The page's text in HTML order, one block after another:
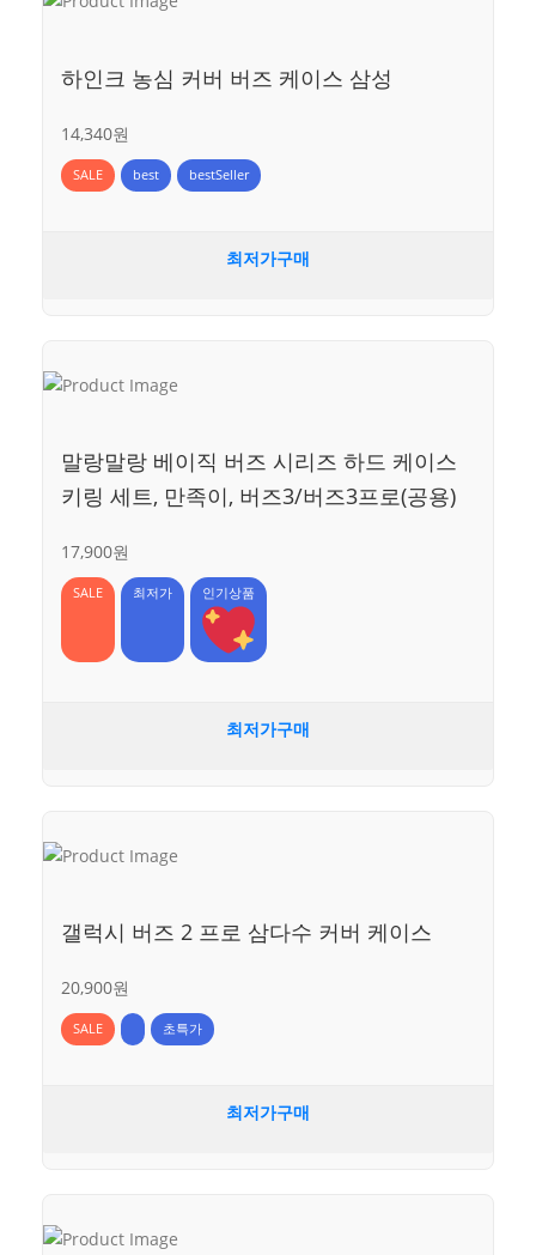
하인크 농심 커버 버즈 케이스 삼성
14,340원
SALE best bestSeller
최저가구매
말랑말랑 베이직 버즈 시리즈 하드 케이스
키링 세트, 만족이, 버즈3/버즈3프로(공용)
17,900원
SALE 최저가 인기상품
최저가구매
갤럭시 버즈 2 프로 삼다수 커버 케이스
20,900원
SALE 초특가
최저가구매